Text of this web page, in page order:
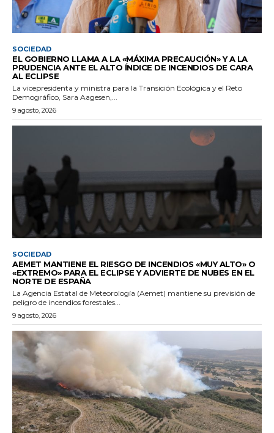
SOCIEDAD
EL GOBIERNO LLAMA A LA «MÁXIMA PRECAUCIÓN» Y A LA
PRUDENCIA ANTE EL ALTO ÍNDICE DE INCENDIOS DE CARA
AL ECLIPSE
La vicepresidenta y ministra para la Transición Ecológica y el Reto
Demográfico, Sara Aagesen,...
9 agosto, 2026
SOCIEDAD
AEMET MANTIENE EL RIESGO DE INCENDIOS «MUY ALTO» O
«EXTREMO» PARA EL ECLIPSE Y ADVIERTE DE NUBES EN EL
NORTE DE ESPAÑA
La Agencia Estatal de Meteorología (Aemet) mantiene su previsión de
peligro de incendios forestales...
9 agosto, 2026